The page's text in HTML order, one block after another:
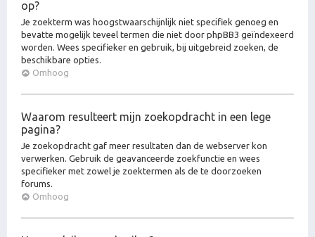
op?
Je zoekterm was hoogstwaarschijnlijk niet specifiek genoeg en
bevatte mogelijk teveel termen die niet door phpBB3 geïndexeerd
worden. Wees specifieker en gebruik, bij uitgebreid zoeken, de
beschikbare opties.
Omhoog
Waarom resulteert mijn zoekopdracht in een lege
pagina?
Je zoekopdracht gaf meer resultaten dan de webserver kon
verwerken. Gebruik de geavanceerde zoekfunctie en wees
specifieker met zowel je zoektermen als de te doorzoeken
forums.
Omhoog